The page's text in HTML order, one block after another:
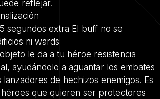
reflejar.
segundos extra El buff no se
ni wards
le da a tu héroe resistencia
ayudándolo a aguantar los embates
de hechizos enemigos. Es
que quieren ser protectores